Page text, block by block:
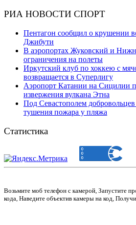
РИА НОВОСТИ СПОРТ
Пентагон сообщил о крушении
Джибути
В аэропортах Жуковский и
ограничения на полеты
Иркутский клуб по хоккею с
возвращается в Суперлигу
Аэропорт Катании на Сицилии
извержения вулкана Этна
Под Севастополем
тушения пожара у пляжа
Статистика
Возьмите моб телефон с камерой, Запустите
кода, Наведите объектив камеры на код,